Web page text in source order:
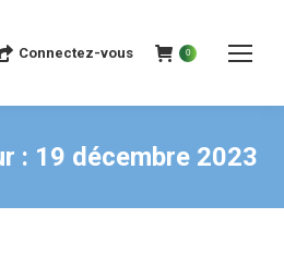
Connectez-vous 0
: 19 décembre 2023